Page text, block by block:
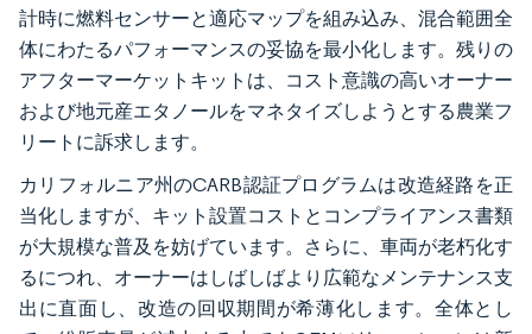
計時に燃料センサーと適応マップを組み込み、混合範囲全
体にわたるパフォーマンスの妥協を最小化します。残りの
アフターマーケットキットは、コスト意識の高いオーナー
および地元産エタノールをマネタイズしようとする農業フ
リートに訴求します。
カリフォルニア州のCARB認証プログラムは改造経路を正
当化しますが、キット設置コストとコンプライアンス書類
が大規模な普及を妨げています。さらに、車両が老朽化す
るにつれ、オーナーはしばしばより広範なメンテナンス支
出に直面し、改造の回収期間が希薄化します。全体とし